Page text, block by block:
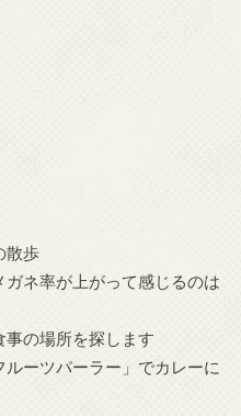
散歩
ネ率が上がって感じるのは
の場所を探します
ーツパーラー」でカレーに